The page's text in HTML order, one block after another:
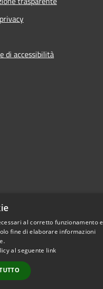
di accessibilità
al corretto funzionamento e
fine di elaborare informazioni
al seguente link